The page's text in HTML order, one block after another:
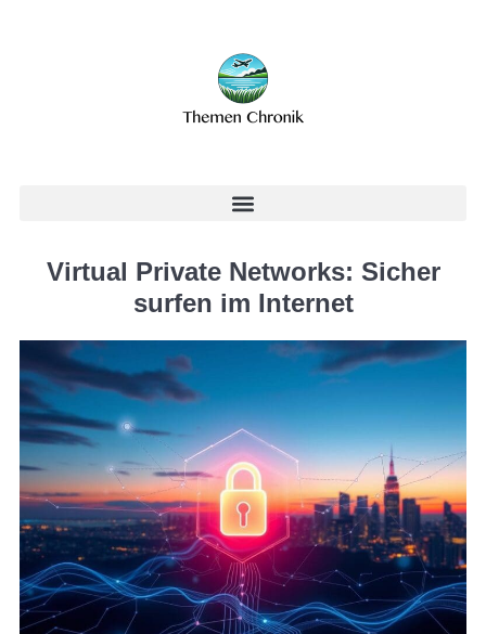
Virtual Private Networks: Sicher
surfen im Internet